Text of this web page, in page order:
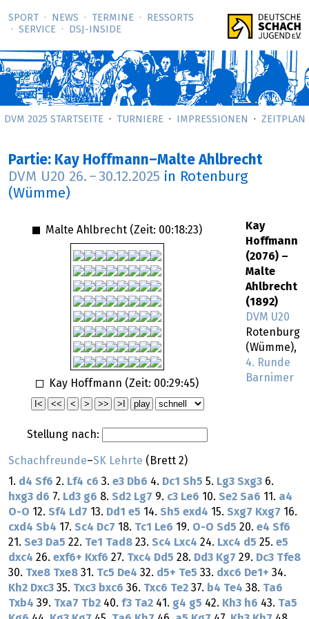
SPORT NEWS TERMINE
RESSORTS
SERVICE
DSJ-­INSIDE
DVM 2025 STARTSEITE TURNIERE IMPRESSIONEN ZEITPLAN
Partie: Kay Hoffmann–Malte Ahlbrecht
DVM U20 26. – 30.12.2025 in Rotenburg
(Wümme)
Malte Ahlbrecht (Zeit: 00:18:23)
Kay Hoffmann (Zeit: 00:29:45)
Stellung nach:
Kay
Hoffmann
(2076) –
Malte
Ahlbrecht
(1892)
DVM U20
Rotenburg
(Wümme),
4. Runde
Barnimer
Schachfreunde–SK Lehrte (Brett 2)
1. d4 Sf6 2. Lf4 c6 3. e3 Db6 4. Dc1 Sh5 5. Lg3 Sxg3 6.
hxg3 d6 7. Ld3 g6 8. Sd2 Lg7 9. c3 Le6 10. Se2 Sa6 11. a4
O-O 12. Sf4 Ld7 13. Dd1 e5 14. Sh5 exd4 15. Sxg7 Kxg7 16.
cxd4 Sb4 17. Sc4 Dc7 18. Tc1 Le6 19. O-O Sd5 20. e4 Sf6
21. Se3 Da5 22. Te1 Tad8 23. Sc4 Lxc4 24. Lxc4 d5 25. e5
dxc4 26. exf6+ Kxf6 27. Txc4 Dd5 28. Dd3 Kg7 29. Dc3 Tfe8
30. Txe8 Txe8 31. Tc5 De4 32. d5+ Te5 33. dxc6 De1+ 34.
Kh2 Dxc3 35. Txc3 bxc6 36. Txc6 Te2 37. b4 Te4 38. Ta6
Txb4 39. Txa7 Tb2 40. f3 Ta2 41. g4 g5 42. Kh3 h6 43. Ta5